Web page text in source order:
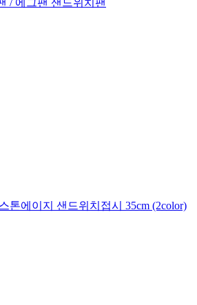
/ 에그팬 샌드위치팬
톤에이지 샌드위치접시 35cm (2color)